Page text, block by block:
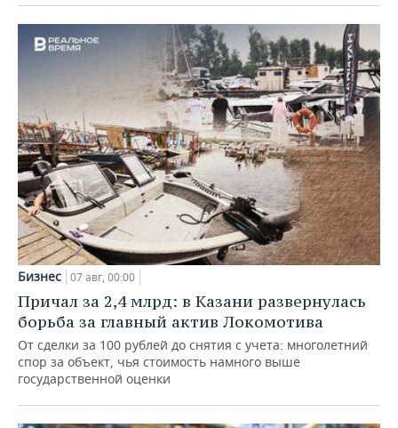
Бизнес 07 авг, 00:00
Причал за 2,4 млрд: в Казани развернулась
борьба за главный актив Локомотива
От сделки за 100 рублей до снятия с учета: многолетний
спор за объект, чья стоимость намного выше
государственной оценки